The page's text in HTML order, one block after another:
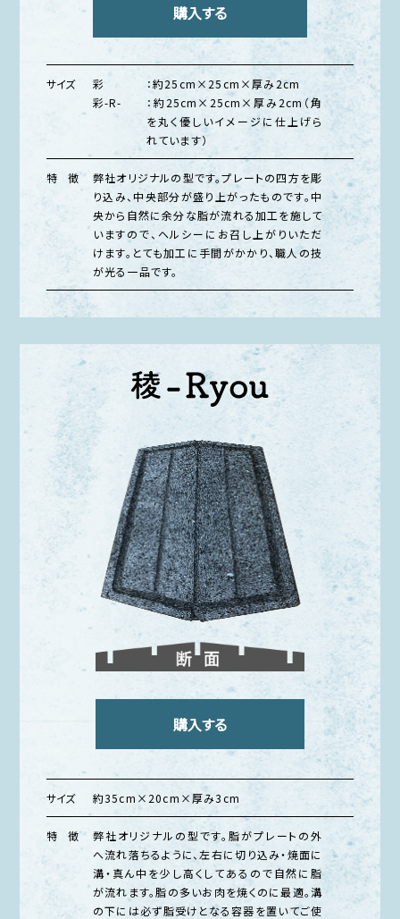
サイズ 彩
：約25cm×25cm×厚み2cm
彩-R-
：約25cm×25cm×厚み2cm（角
を丸く優しいイメージに仕上げら
れています）
特 徴
弊社オリジナルの型です。プレートの四方を彫
り込み、中央部分が盛り上がったものです。中
央から自然に余分な脂が流れる加工を施して
いますので、ヘルシーにお召し上がりいただ
けます。とても加工に手間がかかり、職人の技
が光る一品です。
購入する
サイズ 約35cm×20cm×厚み3cm
特 徴
弊社オリジナルの型です。脂がプレートの外
へ流れ落ちるように、左右に切り込み・焼面に
溝・真ん中を少し高くしてあるので自然に脂
が流れます。脂の多いお肉を焼くのに最適。溝
の下には必ず脂受けとなる容器を置いてご使
購入する